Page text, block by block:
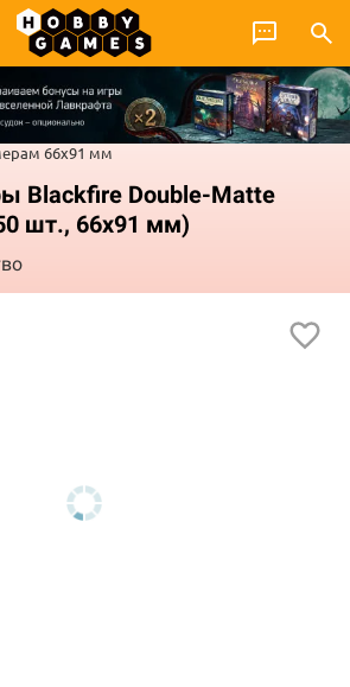
66x91 мм
Blackfire Double-Matte
шт., 66x91 мм)